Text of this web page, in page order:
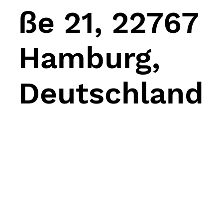
ße 21, 22767
Hamburg,
Deutschland